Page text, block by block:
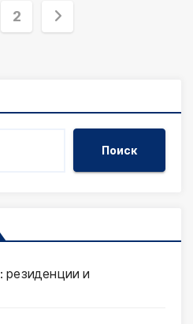
2
Поиск
резиденции и